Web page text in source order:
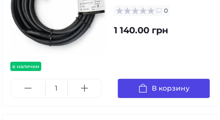
в наличии
0
1 140.00 грн
В корзину